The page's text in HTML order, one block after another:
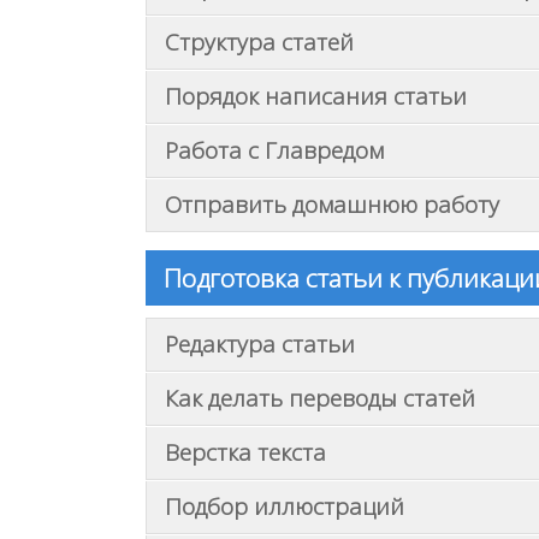
Структура статей
Порядок написания статьи
Работа с Главредом
Отправить домашнюю работу
Подготовка статьи к
Редактура статьи
Как делать переводы статей
Верстка текста
Подбор иллюстраций